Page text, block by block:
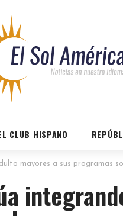
CLUB HISPANO
mayores a sus programas